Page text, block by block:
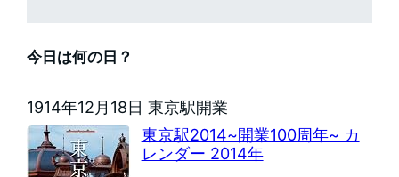
今日は何の日？
1914年12月18日 東京駅開業
東京駅2014~開業100周年~ カ
レンダー 2014年